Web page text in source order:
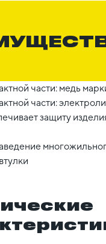
части: медь
части:
защиту